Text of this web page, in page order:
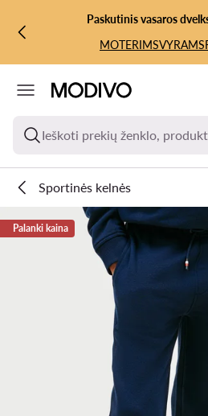
PEREITI PRIE PAGRINDINIO
PEREITI Į PAIEŠKĄPaskutinis vasaros
MOTERIMSVYRAMS
Ieškoti prekių ženklo,
Sportinės kelnės
Palanki kaina